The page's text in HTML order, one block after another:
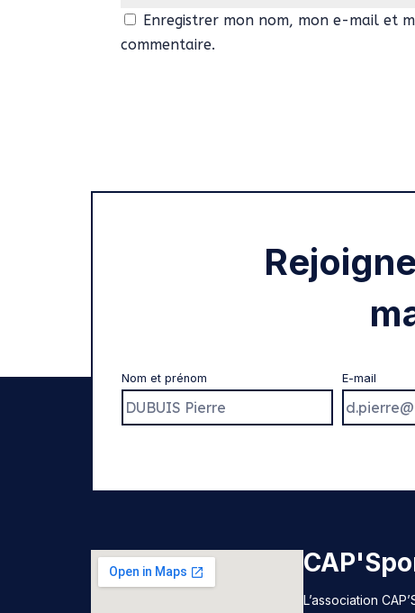
Enregistrer mon nom, mon e-mail et
commentaire.
Nom et prénom E-mail
L’association